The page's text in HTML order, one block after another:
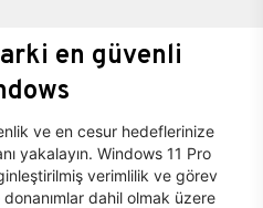
en güvenli
ve en cesur hedeflerinize
yakalayın. Windows 11 Pro
verimlilik ve görev
dahil olmak üzere